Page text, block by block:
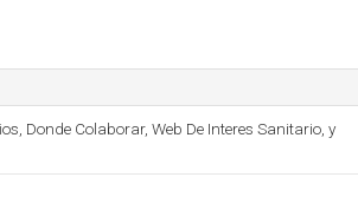
Donde Colaborar, Web De Interes Sanitario, y